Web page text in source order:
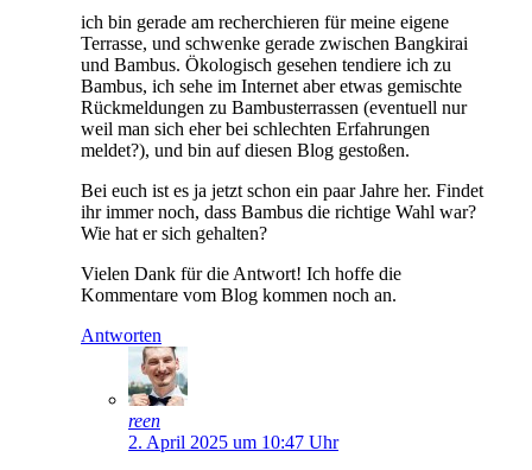
ich bin gerade am recherchieren für meine eigene
Terrasse, und schwenke gerade zwischen Bangkirai
und Bambus. Ökologisch gesehen tendiere ich zu
Bambus, ich sehe im Internet aber etwas gemischte
Rückmeldungen zu Bambusterrassen (eventuell nur
weil man sich eher bei schlechten Erfahrungen
meldet?), und bin auf diesen Blog gestoßen.
Bei euch ist es ja jetzt schon ein paar Jahre her. Findet
ihr immer noch, dass Bambus die richtige Wahl war?
Wie hat er sich gehalten?
Vielen Dank für die Antwort! Ich hoffe die
Kommentare vom Blog kommen noch an.
Antworten
reen
2. April 2025 um 10:47 Uhr